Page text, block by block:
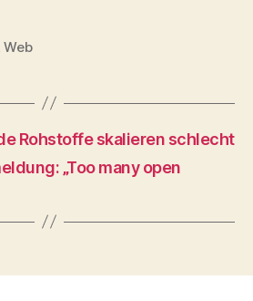
Web
Rohstoffe skalieren schlecht
„Too many open